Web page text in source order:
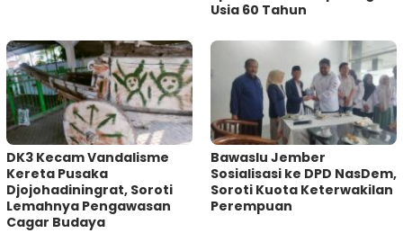
Usia 60 Tahun
DK3 Kecam Vandalisme
Kereta Pusaka
Djojohadiningrat, Soroti
Lemahnya Pengawasan
Cagar Budaya
Bawaslu Jember
Sosialisasi ke DPD NasDem,
Soroti Kuota Keterwakilan
Perempuan